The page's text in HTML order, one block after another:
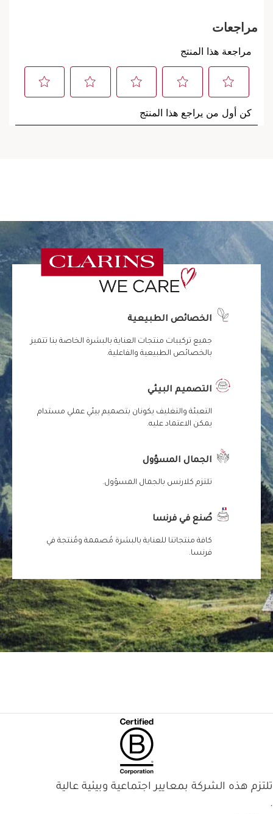
الخصائص الطبيعية
جميع تركيبات منتجات العناية بالبشرة الخاصة بنا تتميز
بالخصائص الطبيعية والفاعلية.
التصميم البيئي
التعبئة والتغليف يكونان بتصميم بيئي عملي مستدام
يمكن الاعتماد عليه.
الجمال المسؤول
تلتزم كلارنس بالجمال المسؤول.
صُنع في فرنسا
كافة منتجاتنا للعناية بالبشرة مُصممة ومُنتجة في
فرنسا.
تلتزم هذه الشركة بمعايير اجتماعية وبيئية عالية
.